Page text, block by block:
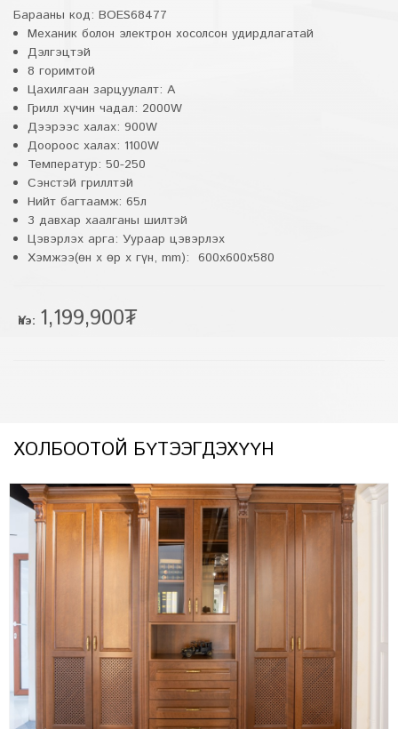
Барааны код: BOES68477
Механик болон электрон хосолсон удирдлагатай
Дэлгэцтэй
8 горимтой
Цахилгаан зарцуулалт: А
Грилл хүчин чадал: 2000W
Дээрээс халах: 900W
Доороос халах: 1100W
Температур: 50-250
Сэнстэй гриллтэй
Нийт багтаамж: 65л
3 давхар хаалганы шилтэй
Цэвэрлэх арга: Уураар цэвэрлэх
Хэмжээ(өн x өр x гүн, mm): 600x600x580
Үнэ: 1,199,900₮
ХОЛБООТОЙ БҮТЭЭГДЭХҮҮН